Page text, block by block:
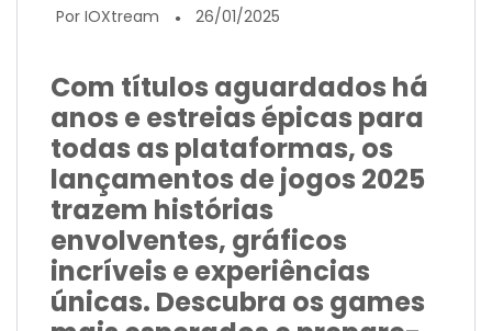
Por IOXtream ● 26/01/2025
Com títulos aguardados há
anos e estreias épicas para
todas as plataformas, os
lançamentos de jogos 2025
trazem histórias
envolventes, gráficos
incríveis e experiências
únicas. Descubra os games